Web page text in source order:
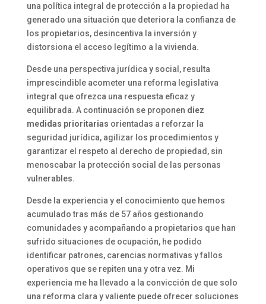
una política integral de protección a la propiedad ha
generado una situación que deteriora la confianza de
los propietarios, desincentiva la inversión y
distorsiona el acceso legítimo a la vivienda.
Desde una perspectiva jurídica y social, resulta
imprescindible acometer una reforma legislativa
integral que ofrezca una respuesta eficaz y
equilibrada. A continuación se proponen diez
medidas prioritarias orientadas a reforzar la
seguridad jurídica, agilizar los procedimientos y
garantizar el respeto al derecho de propiedad, sin
menoscabar la protección social de las personas
vulnerables.
Desde la experiencia y el conocimiento que hemos
acumulado tras más de 57 años gestionando
comunidades y acompañando a propietarios que han
sufrido situaciones de ocupación, he podido
identificar patrones, carencias normativas y fallos
operativos que se repiten una y otra vez. Mi
experiencia me ha llevado a la convicción de que solo
una reforma clara y valiente puede ofrecer soluciones